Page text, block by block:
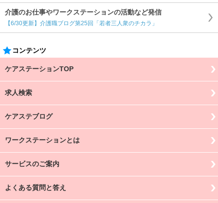
介護のお仕事やワークステーションの活動など発信
【6/30更新】介護職ブログ第25回「若者三人衆のチカラ」
コンテンツ
ケアステーションTOP
求人検索
ケアステブログ
ワークステーションとは
サービスのご案内
よくある質問と答え